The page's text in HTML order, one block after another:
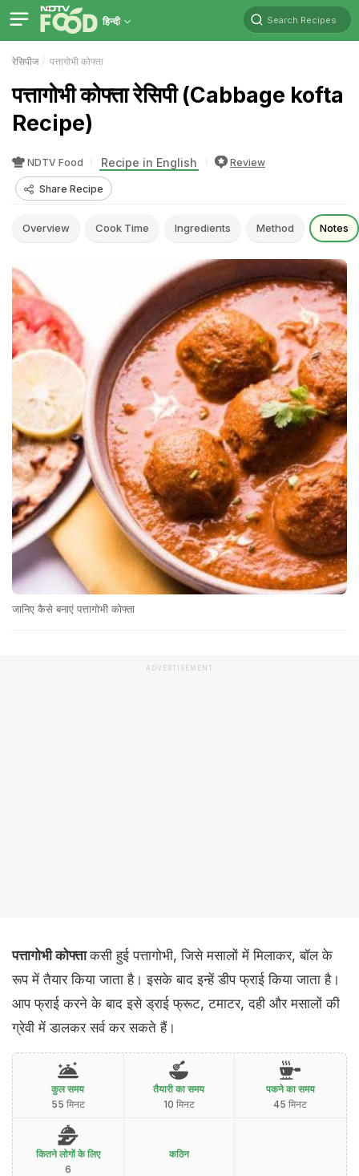
हिन्दी Search Recipes
रेसिपीज पत्तागोभी कोफ्ता
पत्तागोभी कोफ्ता रेसिपी (Cabbage kofta
Recipe)
NDTV Food Recipe in English Review
Share Recipe
Overview Cook Time Ingredients Method Notes
जानिए कैसे बनाएं पत्तागोभी कोफ्ता
ADVERTISEMENT
पत्तागोभी कोफ्ताकसी हुई पत्तागोभी, जिसे मसालों में मिलाकर, बॉल के
रूप में तैयार किया जाता है। इसके बाद इन्हें डीप फ्राई किया जाता है।
आप फ्राई करने के बाद इसे ड्राई फ्रूट, टमाटर, दही और मसालों की
ग्रेवी में डालकर सर्व कर सकते हैं।
कुल समय
55 मिनट
तैयारी का समय
10 मिनट
पकने का समय
45 मिनट
कितने लोगों के लिए
6
कठिन